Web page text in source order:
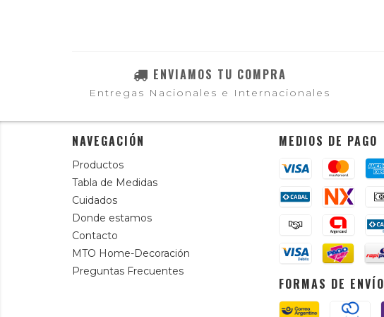
ENVIAMOS TU COMPRA
Entregas Nacionales e Internacionales
NAVEGACIÓN
Productos
Tabla de Medidas
Cuidados
Donde estamos
Contacto
MTO Home-Decoración
Preguntas Frecuentes
MEDIOS DE PAGO
FORMAS DE ENVÍO